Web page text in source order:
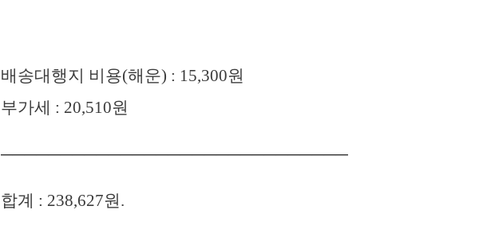
배송대행지 비용(해운) : 15,300원
부가세 : 20,510원
─────────────────────────────
합계 : 238,627원.